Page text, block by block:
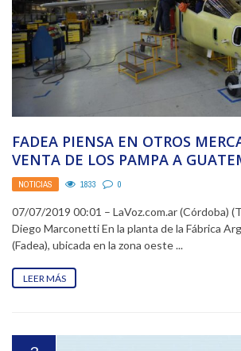
FADEA PIENSA EN OTROS
VENTA DE LOS PAMPA A
NOTICIAS 1833 0
07/07/2019 00:01 – LaVoz.com.ar (Córdoba)
Diego Marconetti En la planta de la Fábrica
(Fadea), ubicada en la zona oeste ...
LEER MÁS